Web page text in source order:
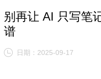
别再让 AI 只写笔
谱
日期：2025-09-17